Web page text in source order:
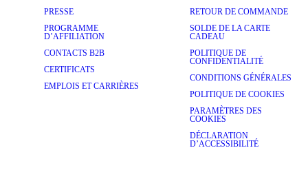
PRESSE
PROGRAMME
D’AFFILIATION
CONTACTS B2B
CERTIFICATS
EMPLOIS ET CARRIÈRES
RETOUR DE COMMANDE
SOLDE DE LA CARTE
CADEAU
POLITIQUE DE
CONFIDENTIALITÉ
CONDITIONS GÉNÉRALES
POLITIQUE DE COOKIES
PARAMÈTRES DES
COOKIES
DÉCLARATION
D’ACCESSIBILITÉ